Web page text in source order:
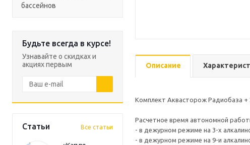
бассейнов
Будьте всегда в курсе!
Узнавайте о скидках и
акциях первым
Статьи Все статьи
Описание
Комплект Аквасторож Радиобаза
Расчетное время автономной
- в дежурном режиме на 3-х
- в дежурном режиме на 9-и